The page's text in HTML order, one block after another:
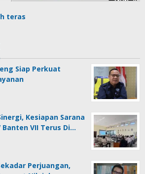
Siap Perkuat
Kesiapan Sarana
Banten VII Terus Di…
Perjuangan,